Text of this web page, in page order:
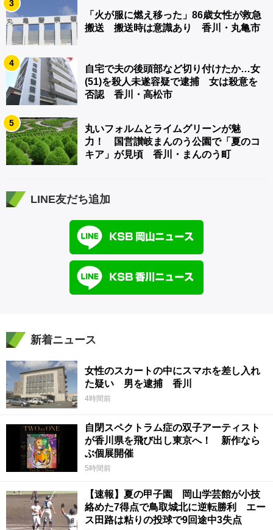
3
「火が服に燃え移った」86歳女性が救急
搬送 搬送時は意識あり 香川・丸亀市
4
自宅で夫の後頭部など切り付けたか…女
(51)を殺人未遂容疑で逮捕 女は殺意を
否認 香川・高松市
5
丸いフォルムとライムグリーンが魅
力！ 国営讃岐まんのう公園で「夏のコ
キア」が見頃 香川・まんのう町
LINE友だち追加
新着ニュース
女性のスカートの中にスマホを差し入れ
た疑い 男を逮捕 香川
4時間前
自閉スペクトラム症の双子アーティスト
が香川県を飛び出し東京へ！ 新作なら
ぶ個展開催
5時間前
【速報】夏の甲子園 岡山学芸館が小技
絡めた7得点で鳥取城北に逆転勝利 エー
ス田路は粘りの投球で9回途中3失点